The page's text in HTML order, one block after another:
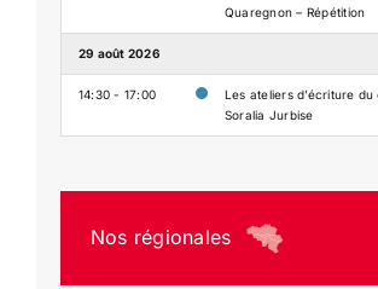
Quaregnon – Répétition
29 août 2026
14:30 - 17:00
Les ateliers d’écriture
Soralia Jurbise
Nos régionales